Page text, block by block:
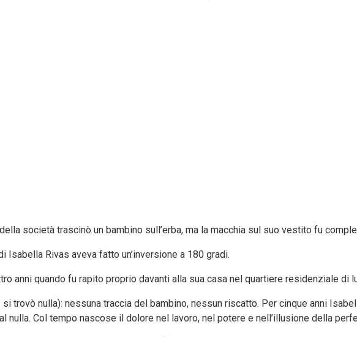
società trascinò un bambino sull’erba, ma la macchia sul suo vestito fu
Isabella Rivas aveva fatto un’inversione a 180 gradi.
anni quando fu rapito proprio davanti alla sua casa nel quartiere residenziale di
trovò nulla): nessuna traccia del bambino, nessun riscatto. Per cinque anni
nulla. Col tempo nascose il dolore nel lavoro, nel potere e nell’illusione della